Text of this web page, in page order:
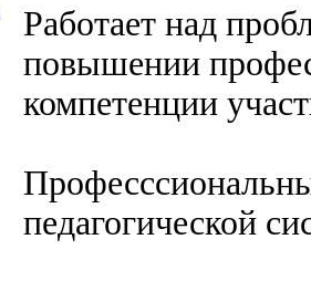
Работает над
повышении
компетенции
педагогической